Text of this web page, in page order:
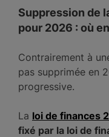
Suppression de
pour 2026 : où
Contrairement à
pas supprimée en
progressive.
La loi de finances
fixé par la loi de